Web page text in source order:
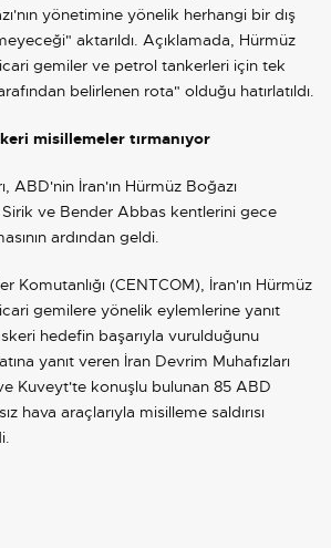
yönetimine yönelik herhangi bir dış
aktarıldı. Açıklamada, Hürmüz
gemiler ve petrol tankerleri için tek
belirlenen rota" olduğu hatırlatıldı.
misillemeler tırmanıyor
ABD'nin İran'ın Hürmüz Boğazı
Sirik ve Bender Abbas kentlerini gece
ardından geldi.
Komutanlığı (CENTCOM), İran'ın Hürmüz
gemilere yönelik eylemlerine yanıt
hedefin başarıyla vurulduğunu
yanıt veren İran Devrim Muhafızları
Kuveyt'te konuşlu bulunan 85 ABD
hava araçlarıyla misilleme saldırısı